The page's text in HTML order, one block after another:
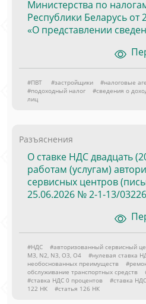
Министерства по
Республики Беларусь от
«О представлении
#ПВТ #застройщики
#налоговые
#подоходный налог
#сведения о
лиц
Разъяснения
О ставке НДС двадцать
работам (услугам)
сервисных центров
25.06.2026 № 2-1-13/
#НДС #авторизованный сервисный
M3, N2, N3, O3, O4
#нулевая ставка
необоснованных преимуществ
обслуживание транспортных средств
#ставка НДС 0 процентов
#ставка
122 НК
#статья 126 НК